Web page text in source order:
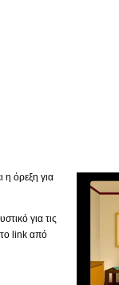
η όρεξη για
για τις
link από